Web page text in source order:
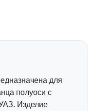
для
полуоси с
Изделие